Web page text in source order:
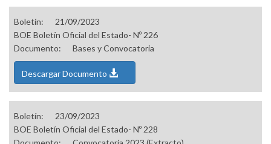
Boletín:
21/09/2023
BOE Boletín Oficial del Estado- Nº 226
Documento:
Bases y Convocatoria
Descargar Documento
Boletín:
23/09/2023
BOE Boletín Oficial del Estado- Nº 228